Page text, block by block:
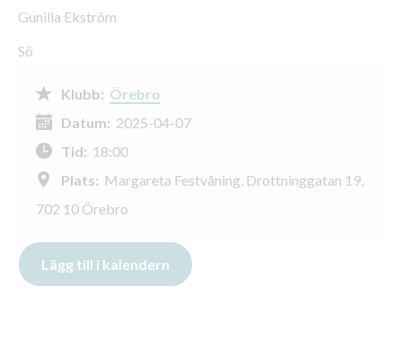
Gunilla Ekström
Sö
Klubb: Örebro
Datum: 2025-04-07
Tid: 18:00
Plats: Margareta Festvåning, Drottninggatan 19,
702 10 Örebro